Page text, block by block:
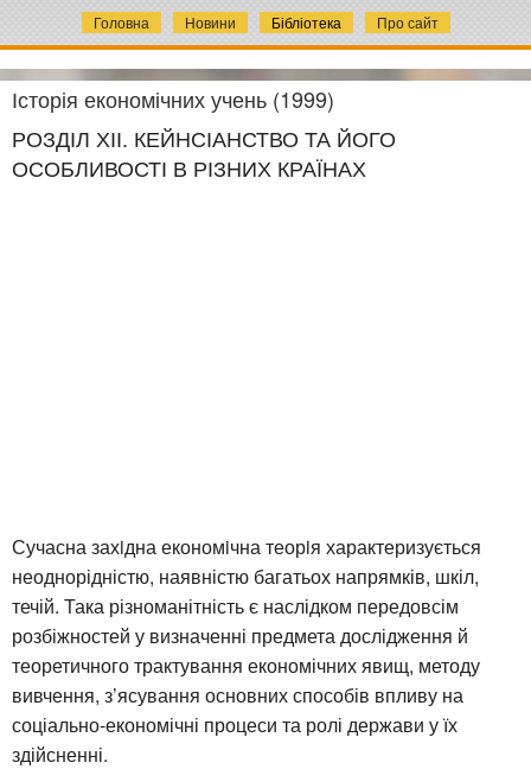
Головна Новини Бібліотека Про сайт
Історія економічних учень (1999)
РОЗДІЛ ХІІ. КЕЙНСІАНСТВО ТА ЙОГО
ОСОБЛИВОСТІ В РІЗНИХ КРАЇНАХ
Сучасна захiдна економiчна теорiя характеризується
неоднорідністю, наявністю багатьох напрямків, шкіл,
течій. Така різноманітність є наслідком передовсім
розбіжностей у визначенні предмета дослідження й
теоретичного трактування економічних явищ, методу
вивчення, з’ясування основних способів впливу на
соціально-економічні процеси та ролі держави у їх
здійсненні.